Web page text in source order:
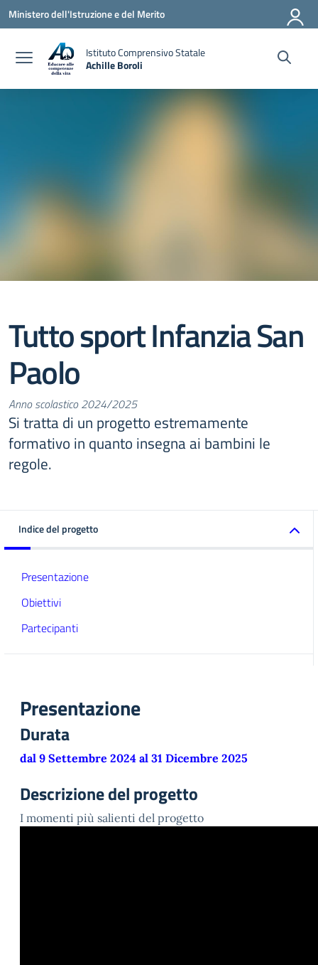
Vai ai contenuti
Vai al menu di navigazione
Vai al footer
Ministero dell'Istruzione e del Merito
Istituto Comprensivo Statale
Achille Boroli
Tutto sport Infanzia San
Paolo
Anno scolastico 2024/2025
Si tratta di un progetto estremamente
formativo in quanto insegna ai bambini le
regole.
Indice del progetto
Presentazione
Obiettivi
Partecipanti
Presentazione
Durata
dal 9 Settembre 2024 al 31 Dicembre 2025
Descrizione del progetto
I momenti più salienti del progetto